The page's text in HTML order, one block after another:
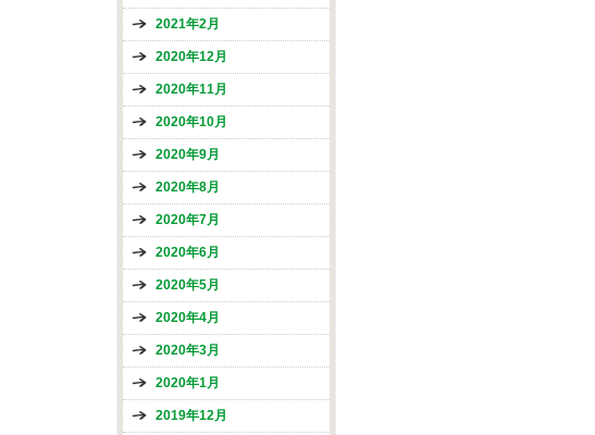
2021年2月
2020年12月
2020年11月
2020年10月
2020年9月
2020年8月
2020年7月
2020年6月
2020年5月
2020年4月
2020年3月
2020年1月
2019年12月